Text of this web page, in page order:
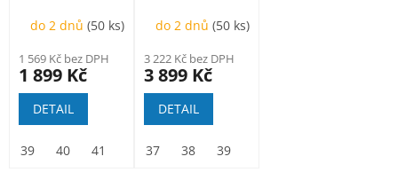
do 2 dnů(50 ks)
1 569 Kč bez DPH
1 899 Kč
DETAIL
39 40 41
do 2 dnů(50 ks)
3 222 Kč bez DPH
3 899 Kč
DETAIL
37 38 39